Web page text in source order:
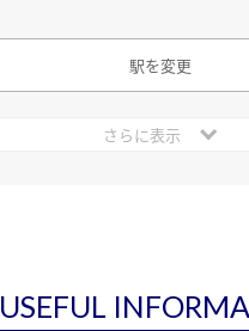
駅を変更
さらに表示
USEFUL